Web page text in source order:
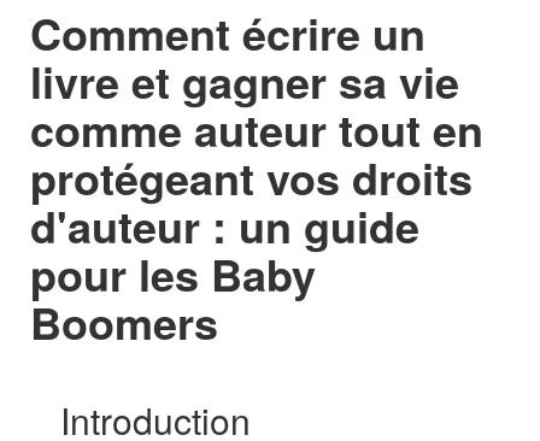
Comment écrire un
livre et gagner sa vie
comme auteur tout en
protégeant vos droits
d'auteur : un guide
pour les Baby
Boomers
Introduction